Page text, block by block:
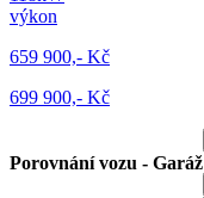
výkon
659 900,- Kč
699 900,- Kč
Porovnání vozu - Garáž